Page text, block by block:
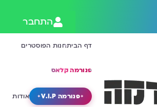
התחבר
דף הביתחנות הפוסטרים
פנורמה קלאס
פנורמה V.I.P אודות